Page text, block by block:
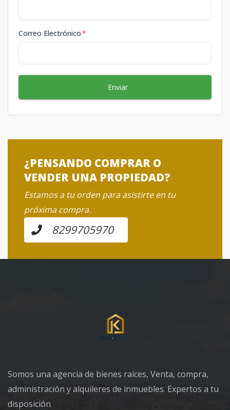
Correo Electrónico*
Enviar
¿PENSANDO COMPRAR O
VENDER UNA PROPIEDAD?
Estamos a tu orden para asistirte en tu
próxima compra.
8299705970
Somos una agencia de bienes raíces, Venta, compra,
administración y alquileres de inmuebles. Expertos a tu
disposición